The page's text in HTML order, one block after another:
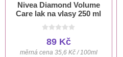
Nivea Diamond Volume
Care lak na vlasy 250 ml
89 Kč
měrná cena 35,6 Kč / 100ml